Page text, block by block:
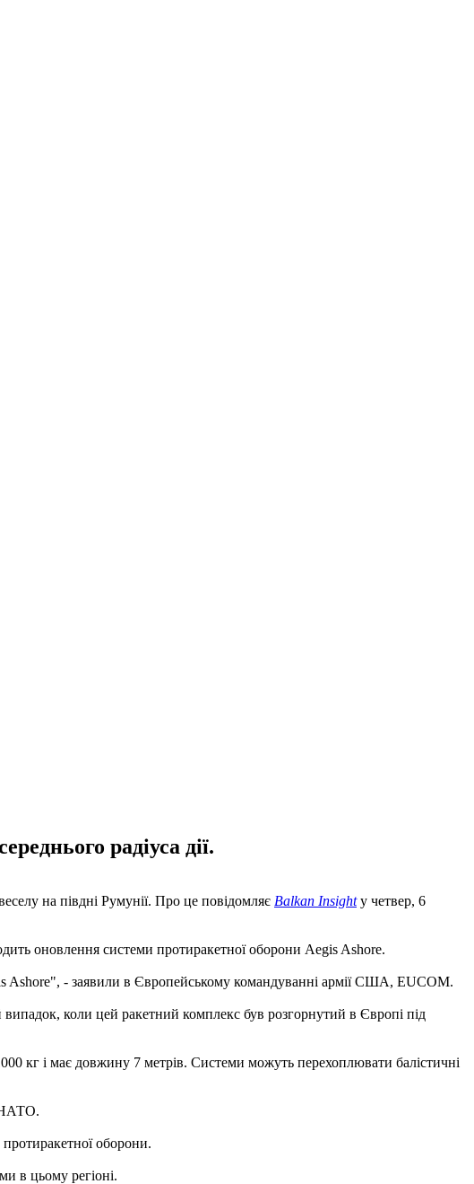
радіуса дії.
на півдні Румунії. Про це повідомляє Balkan Insightу четвер, 6
оновлення системи протиракетної оборони Aegis Ashore.
Ashore", - заявили в Європейському командуванні армії США, EUCOM.
коли цей ракетний комплекс був розгорнутий в Європі під
кг і має довжину 7 метрів. Системи можуть перехоплювати балістичні
НАТО.
оборони.
в цьому регіоні.